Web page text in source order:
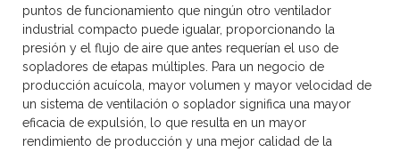
puntos de funcionamiento que ningún otro ventilador
industrial compacto puede igualar, proporcionando la
presión y el flujo de aire que antes requerían el uso de
sopladores de etapas múltiples. Para un negocio de
producción acuícola, mayor volumen y mayor velocidad de
un sistema de ventilación o soplador significa una mayor
eficacia de expulsión, lo que resulta en un mayor
rendimiento de producción y una mejor calidad de la